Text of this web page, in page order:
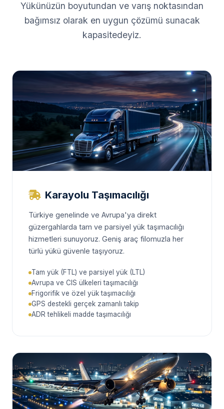
Yükünüzün boyutundan ve varış noktasından
bağımsız olarak en uygun çözümü sunacak
kapasitedeyiz.
Karayolu Taşımacılığı
Türkiye genelinde ve Avrupa'ya direkt
güzergahlarda tam ve parsiyel yük taşımacılığı
hizmetleri sunuyoruz. Geniş araç filomuzla her
türlü yükü güvenle taşıyoruz.
Tam yük (FTL) ve parsiyel yük (LTL)
Avrupa ve CIS ülkeleri taşımacılığı
Frigorifik ve özel yük taşımacılığı
GPS destekli gerçek zamanlı takip
ADR tehlikeli madde taşımacılığı